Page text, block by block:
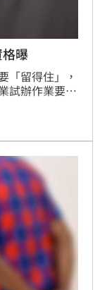
曝
「留得住」，
試辦作業要
計畫，計畫
試辦期至116